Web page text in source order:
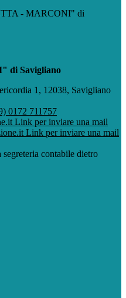
- MARCONI" di
di Savigliano
1, 12038, Savigliano
0172 711757
Link per inviare una mail
Link per inviare una mail
contabile dietro